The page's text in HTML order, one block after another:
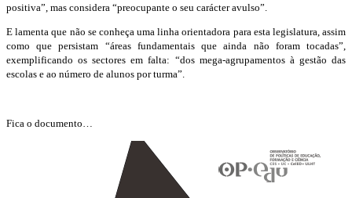
positiva”, mas considera “preocupante o seu carácter avulso”.
E lamenta que não se conheça uma linha orientadora para esta legislatura, assim
como que persistam “áreas fundamentais que ainda não foram tocadas”,
exemplificando os sectores em falta: “dos mega-agrupamentos à gestão das
escolas e ao número de alunos por turma”.
Fica o documento…